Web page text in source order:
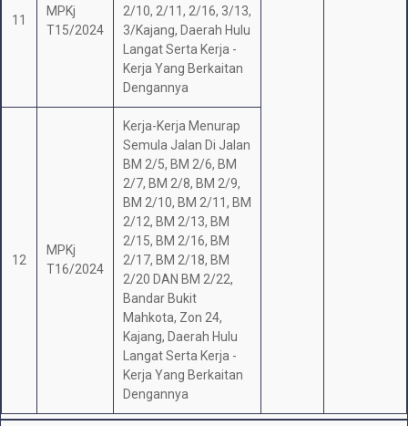
11
MPKj
T15/2024
2/10, 2/11, 2/16, 3/13,
3/Kajang, Daerah Hulu
Langat Serta Kerja -
Kerja Yang Berkaitan
Dengannya
12
MPKj
T16/2024
Kerja-Kerja Menurap
Semula Jalan Di Jalan
BM 2/5, BM 2/6, BM
2/7, BM 2/8, BM 2/9,
BM 2/10, BM 2/11, BM
2/12, BM 2/13, BM
2/15, BM 2/16, BM
2/17, BM 2/18, BM
2/20 DAN BM 2/22,
Bandar Bukit
Mahkota, Zon 24,
Kajang, Daerah Hulu
Langat Serta Kerja -
Kerja Yang Berkaitan
Dengannya